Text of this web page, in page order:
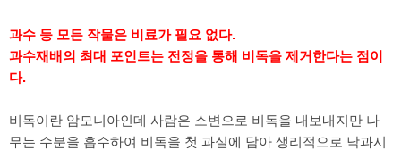
과수 등 모든 작물은 비료가 필요 없다.
과수재배의 최대 포인트는 전정을 통해 비독을 제거한다는 점이
다.
비독이란 암모니아인데 사람은 소변으로 비독을 내보내지만 나
무는 수분을 흡수하여 비독을 첫 과실에 담아 생리적으로 낙과시